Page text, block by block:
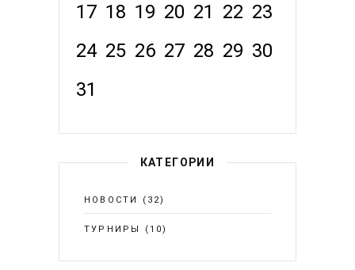
17 18 19 20 21 22 23
24 25 26 27 28 29 30
31
КАТЕГОРИИ
НОВОСТИ (32)
ТУРНИРЫ (10)